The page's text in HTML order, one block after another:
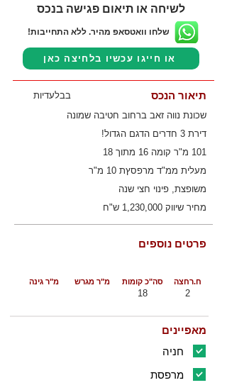
לשיחה או תיאום פגישה בנכס
שלחו וואטסאפ מהיר. ללא התחייבות!
או חייגו עכשיו בלחיצה כאן
בבלעדיות תיאור הנכס
שכונת נווה זאב ברחוב חטיבה שמונה
דירת 3 חדרים הדגם הגדול!
101 מ"ר קומה 16 מתוך 18
מעלית ממ"ד מרפסץת 10 מ"ר
משופצת, פינוי חצי שנה
מחיר שיווק 1,230,000 ש"ח
פרטים נוספים
סה"כ קומות מ"ר גינה מ"ר מגרש ח.רחצה
18 2
מאפיינים
חניה
מרפסת